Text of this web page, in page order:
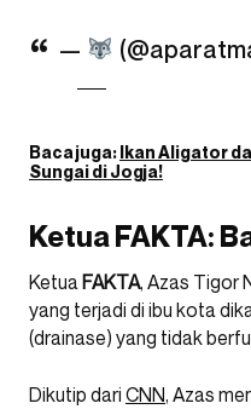
—
Baca juga:Ikan Aligator
Sungai di Jogja!
Ketua FAKTA:
Ketua FAKTA, Azas Tigor
yang terjadi di ibu kota
(drainase) yang tidak
Dikutip dari CNN, Azas